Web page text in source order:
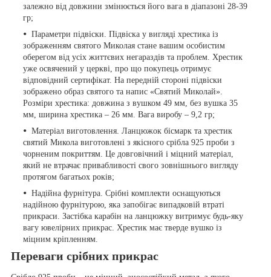
залежно від довжини змінюється його вага в діапазоні 28-39
гр;
Параметри підвіски. Підвіска у вигляді хрестика із
зображенням святого Миколая стане вашим особистим
оберегом від усіх життєвих негараздів та проблем. Хрестик
уже освячений у церкві, про що покупець отримує
відповідний сертифікат. На передній стороні підвіски
зображено образ святого та напис «Святий Миколай».
Розміри хрестика: довжина з вушком 49 мм, без вушка 35
мм, ширина хрестика – 26 мм. Вага виробу – 9,2 гр;
Матеріал виготовлення. Ланцюжок бісмарк та хрестик
святий Микола виготовлені з якісного срібла 925 проби з
чорненим покриттям. Це довговічний і міцний матеріал,
який не втрачає привабливості свого зовнішнього вигляду
протягом багатьох років;
Надійна фурнітура. Срібні комплекти оснащуються
надійною фурнітурою, яка запобігає випадковій втраті
прикраси. Застібка карабін на ланцюжку витримує будь-яку
вагу ювелірних прикрас. Хрестик має тверде вушко із
міцним кріпленням.
Переваги срібних прикрас